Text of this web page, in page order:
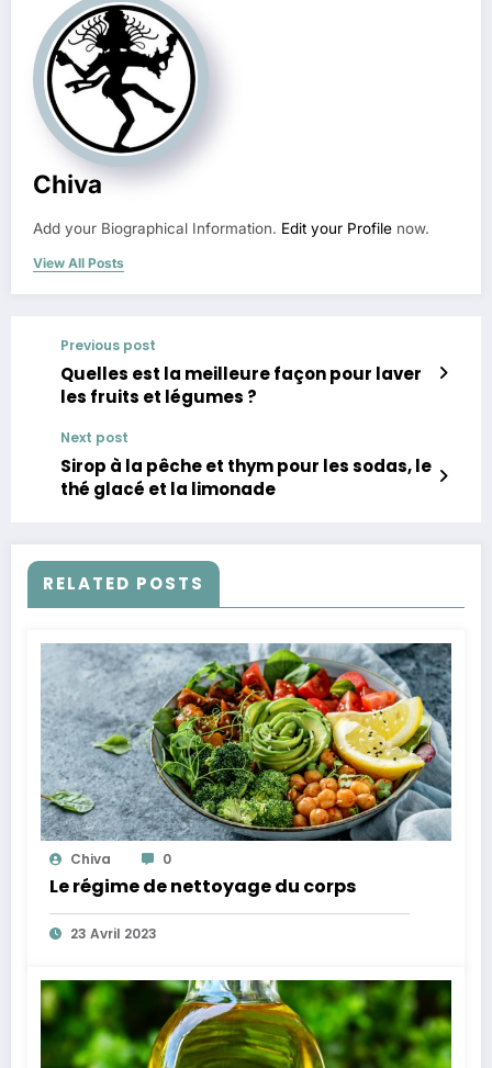
Chiva
Add your Biographical Information. Edit your Profile now.
View All Posts
Previous post
Quelles est la meilleure façon pour laver
les fruits et légumes ?
Next post
Sirop à la pêche et thym pour les sodas, le
thé glacé et la limonade
RELATED POSTS
Chiva 0
Le régime de nettoyage du corps
23 Avril 2023